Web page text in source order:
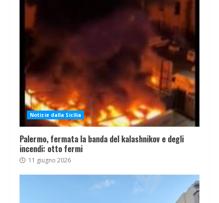
Notizie dalla Sicilia
Palermo, fermata la banda del kalashnikov e degli
incendi: otto fermi
11 giugno 2026